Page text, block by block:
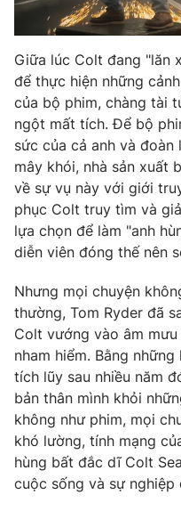
thuận bằng văn bản. Ghi rõ
thông tin từ website này.
Giữa lúc Colt đang "lăn
để thực hiện những
của bộ phim, chàng tài
ngột mất tích. Để bộ
sức của cả anh và
mây khói, nhà sản xuất
về sự vụ này với giới
phục Colt truy tìm và
lựa chọn để làm "anh
diễn viên đóng thế nên
Nhưng mọi chuyện
thường, Tom Ryder đã
Colt vướng vào âm
nham hiểm. Bằng
tích lũy sau nhiều năm
bản thân mình khỏi
không như phim, mọi
khó lường, tính mạng
hùng bất đắc dĩ Colt
cuộc sống và sự